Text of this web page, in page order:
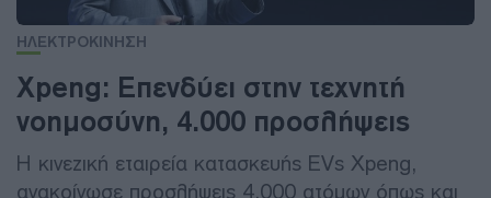
ΗΛΕΚΤΡΟΚΙΝΗΣΗ
Xpeng: Επενδύει στην τεχνητή
νοημοσύνη, 4.000 προσλήψεις
Η κινεζική εταιρεία κατασκευής EVs Xpeng,
ανακοίνωσε προσλήψεις 4.000 ατόμων όπως και